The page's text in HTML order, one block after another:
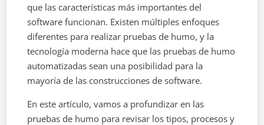
que las características más importantes del
software funcionan. Existen múltiples enfoques
diferentes para realizar pruebas de humo, y la
tecnología moderna hace que las pruebas de humo
automatizadas sean una posibilidad para la
mayoría de las construcciones de software.
En este artículo, vamos a profundizar en las
pruebas de humo para revisar los tipos, procesos y